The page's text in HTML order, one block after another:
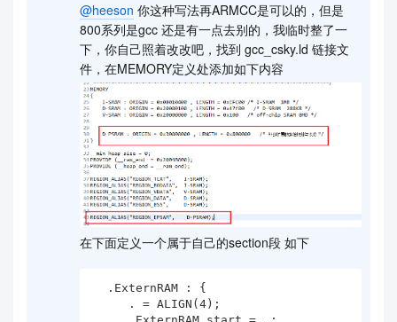
@heeson 你这种写法再ARMCC是可以的，但是
800系列是gcc 还是有一点去别的，我临时整了一
下，你自己照着改改吧，找到 gcc_csky.ld 链接文
件，在MEMORY定义处添加如下内容
在下面定义一个属于自己的section段 如下